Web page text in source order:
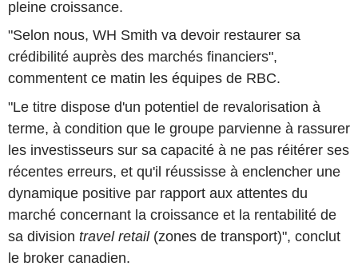
pleine croissance.
"Selon nous, WH Smith va devoir restaurer sa
crédibilité auprès des marchés financiers",
commentent ce matin les équipes de RBC.
"Le titre dispose d'un potentiel de revalorisation à
terme, à condition que le groupe parvienne à rassurer
les investisseurs sur sa capacité à ne pas réitérer ses
récentes erreurs, et qu'il réussisse à enclencher une
dynamique positive par rapport aux attentes du
marché concernant la croissance et la rentabilité de
sa division travel retail(zones de transport)", conclut
le broker canadien.